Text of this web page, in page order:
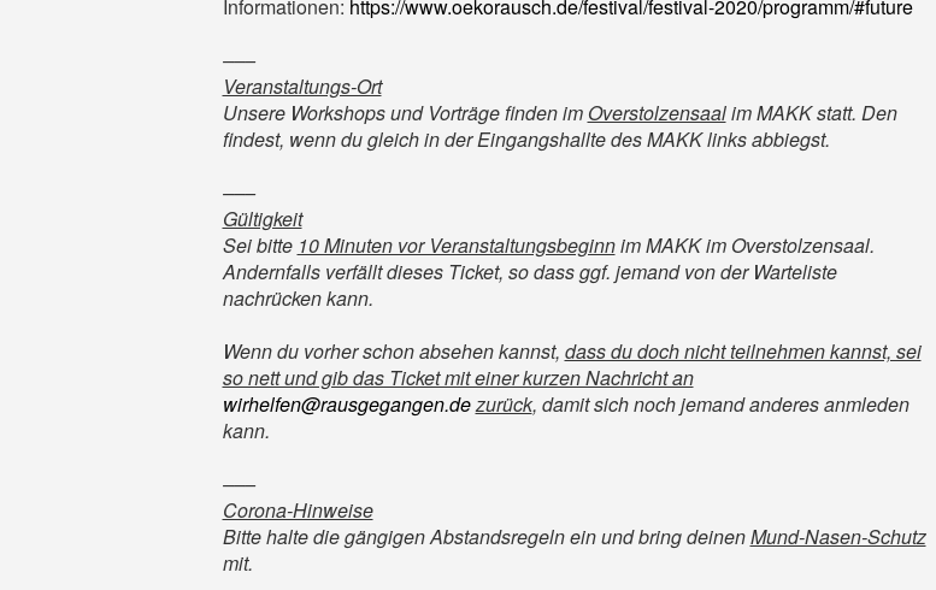
Informationen: https://www.oekorausch.de/festival/festival-2020/programm/#future
–––
Veranstaltungs-Ort
Unsere Workshops und Vorträge finden im Overstolzensaalim MAKK statt. Den
findest, wenn du gleich in der Eingangshallte des MAKK links abbiegst.
–––
Gültigkeit
Sei bitte 10 Minuten vor Veranstaltungsbeginnim MAKK im Overstolzensaal.
Andernfalls verfällt dieses Ticket, so dass ggf. jemand von der Warteliste
nachrücken kann.
Wenn du vorher schon absehen kannst, dass du doch nicht teilnehmen kannst, sei
so nett und gib das Ticket mit einer kurzen Nachricht an
wirhelfen@rausgegangen.dezurück, damit sich noch jemand anderes anmleden
kann.
–––
Corona-Hinweise
Bitte halte die gängigen Abstandsregeln ein und bring deinenMund-Nasen-Schutz
mit.